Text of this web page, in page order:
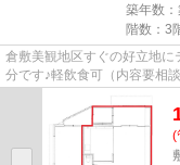
築年数：
階数：3
倉敷美観地区すぐの好立地
分です♪軽飲食可（内容要相談
(